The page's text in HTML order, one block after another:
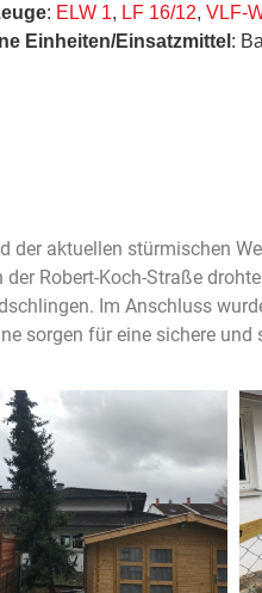
: ELW 1, LF 16/12, VLF-
Einheiten/Einsatzmittel :
der aktuellen stürmischen
der Robert-Koch-Straße
Im Anschluss
sorgen für eine sichere